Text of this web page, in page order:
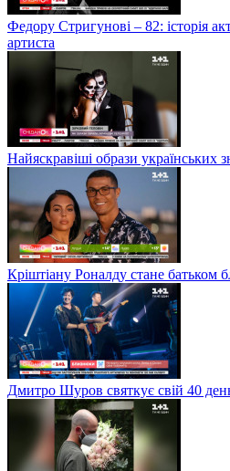
Федору Стригунові – 82: історія
артиста
Найяскравіші образи українських
Кріштіану Роналду стане батьком
Дмитро Шуров святкує свій 40